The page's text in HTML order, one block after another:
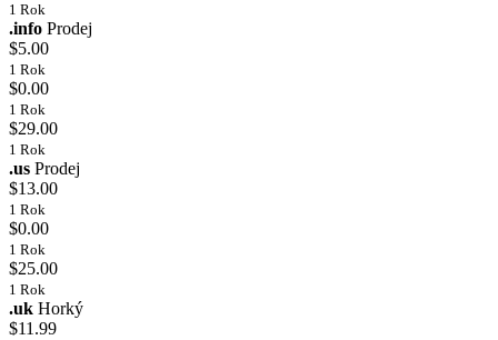
1 Rok
.info Prodej
$5.00
1 Rok
$0.00
1 Rok
$29.00
1 Rok
.us Prodej
$13.00
1 Rok
$0.00
1 Rok
$25.00
1 Rok
.uk Horký
$11.99